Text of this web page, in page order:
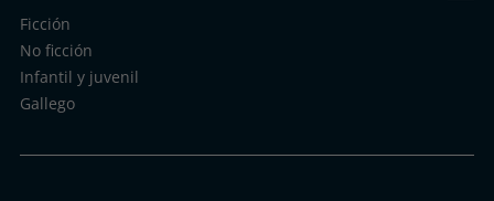
Ficción
No ficción
Infantil y juvenil
Gallego